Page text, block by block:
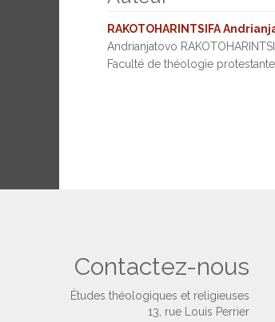
RAKOTOHARINTSIFA
Andrianjatovo
Faculté de théologie protestante
Contactez-nous
Études théologiques et religieuses
13, rue Louis Perrier